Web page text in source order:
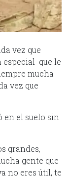
vez que
especial que le
mucha
vez que
en el suelo sin
grandes,
gente que
no eres útil, te